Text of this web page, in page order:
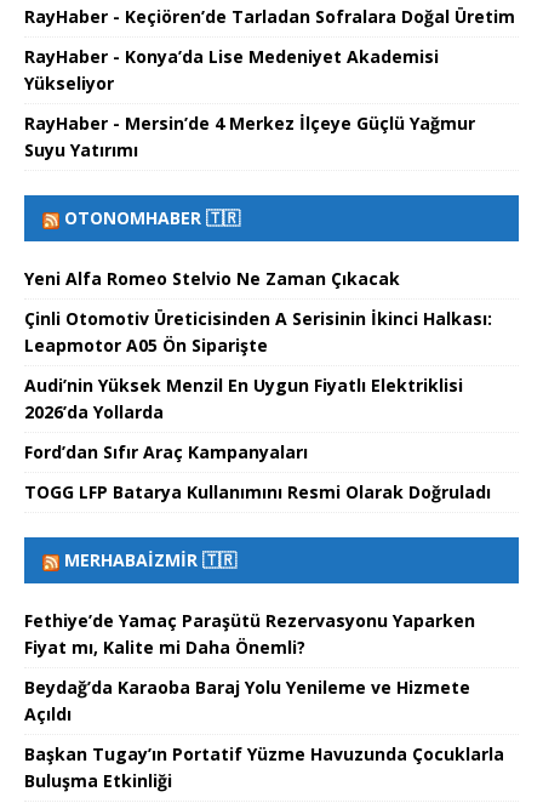
RayHaber - Keçiören’de Tarladan Sofralara Doğal Üretim
RayHaber - Konya’da Lise Medeniyet Akademisi
Yükseliyor
RayHaber - Mersin’de 4 Merkez İlçeye Güçlü Yağmur
Suyu Yatırımı
OTONOMHABER 🇹🇷
Yeni Alfa Romeo Stelvio Ne Zaman Çıkacak
Çinli Otomotiv Üreticisinden A Serisinin İkinci Halkası:
Leapmotor A05 Ön Siparişte
Audi’nin Yüksek Menzil En Uygun Fiyatlı Elektriklisi
2026’da Yollarda
Ford’dan Sıfır Araç Kampanyaları
TOGG LFP Batarya Kullanımını Resmi Olarak Doğruladı
MERHABAİZMIR 🇹🇷
Fethiye’de Yamaç Paraşütü Rezervasyonu Yaparken
Fiyat mı, Kalite mi Daha Önemli?
Beydağ’da Karaoba Baraj Yolu Yenileme ve Hizmete
Açıldı
Başkan Tugay’ın Portatif Yüzme Havuzunda Çocuklarla
Buluşma Etkinliği